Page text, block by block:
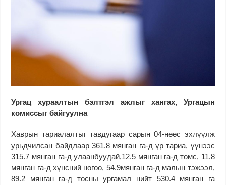
Ургац хураалтын бэлтгэл ажлыг хангах, Ургацын
комиссыг байгуулна
Хаврын тариалалтыг тавдугаар сарын 04-нөөс эхлүүлж
урьдчилсан байдлаар 361.8 мянган га-д үр тариа, үүнээс
315.7 мянган га-д улаанбуудай,12.5 мянган га-д төмс, 11.8
мянган га-д хүнсний ногоо, 54.9мянган га-д малын тэжээл,
89.2 мянган га-д тосны ургамал нийт 530.4 мянган га